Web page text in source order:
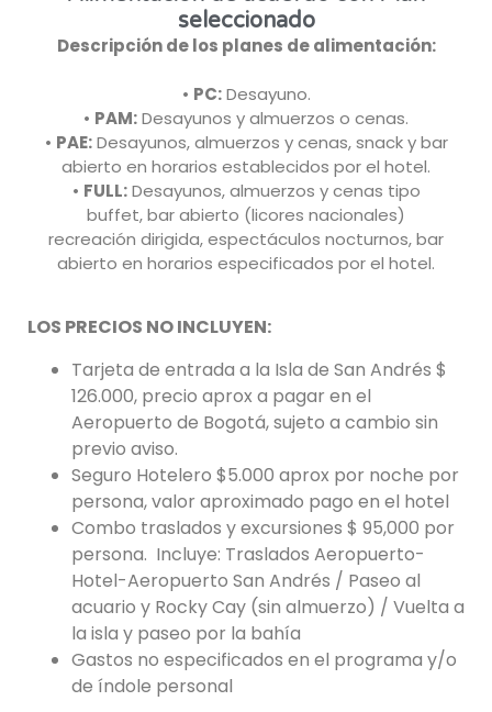
seleccionado
Descripción de los planes de alimentación:
• PC:Desayuno.
• PAM:Desayunos y almuerzos o cenas.
• PAE:Desayunos, almuerzos y cenas, snack y bar
abierto en horarios establecidos por el hotel.
• FULL:Desayunos, almuerzos y cenas tipo
buffet, bar abierto (licores nacionales)
recreación dirigida, espectáculos nocturnos, bar
abierto en horarios especificados por el hotel.
LOS PRECIOS NO INCLUYEN:
Tarjeta de entrada a la Isla de San Andrés $
126.000, precio aprox a pagar en el
Aeropuerto de Bogotá, sujeto a cambio sin
previo aviso.
Seguro Hotelero $5.000 aprox por noche por
persona, valor aproximado pago en el hotel
Combo traslados y excursiones $ 95,000 por
persona. Incluye: Traslados Aeropuerto-
Hotel-Aeropuerto San Andrés / Paseo al
acuario y Rocky Cay (sin almuerzo) / Vuelta a
la isla y paseo por la bahía
Gastos no especificados en el programa y/o
de índole personal